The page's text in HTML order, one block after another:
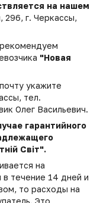
на нашем
296, г. Черкассы,
"Новая
укажите
тел.
Олег Васильевич.
гарантийного
Світ".
на
в течение 14 дней и
то расходы на
Это